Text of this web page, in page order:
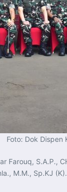
Foto: Dok Dispen
S.A.P.,
M.M., Sp.KJ